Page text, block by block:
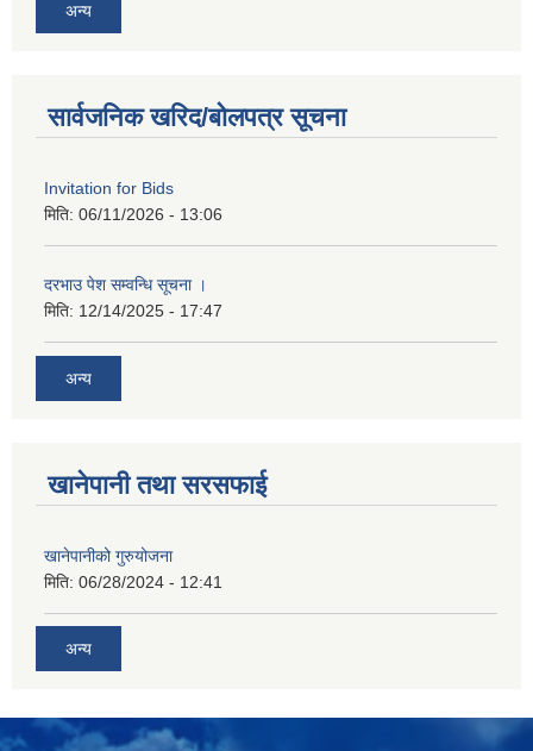
अन्य
सार्वजनिक खरिद/बोलपत्र सूचना
Invitation for Bids
मिति: 06/11/2026 - 13:06
दरभाउ पेश सम्वन्धि सूचना ।
मिति: 12/14/2025 - 17:47
अन्य
खानेपानी तथा सरसफाई
खानेपानीको गुरुयोजना
मिति: 06/28/2024 - 12:41
अन्य